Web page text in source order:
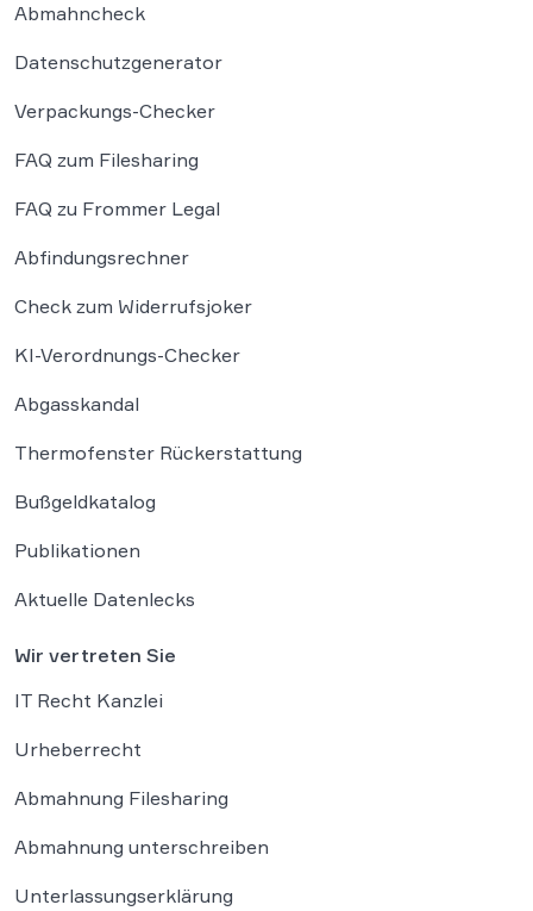
Abmahncheck
Datenschutzgenerator
Verpackungs-Checker
FAQ zum Filesharing
FAQ zu Frommer Legal
Abfindungsrechner
Check zum Widerrufsjoker
KI-Verordnungs-Checker
Abgasskandal
Thermofenster Rückerstattung
Bußgeldkatalog
Publikationen
Aktuelle Datenlecks
Wir vertreten Sie
IT Recht Kanzlei
Urheberrecht
Abmahnung Filesharing
Abmahnung unterschreiben
Unterlassungserklärung